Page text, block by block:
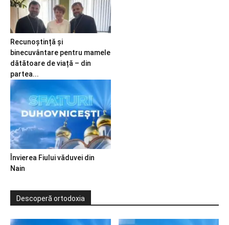
Recunoștință și
binecuvântare pentru mamele
dătătoare de viață – din
partea...
Învierea Fiului văduvei din
Nain
Descoperă ortodoxia